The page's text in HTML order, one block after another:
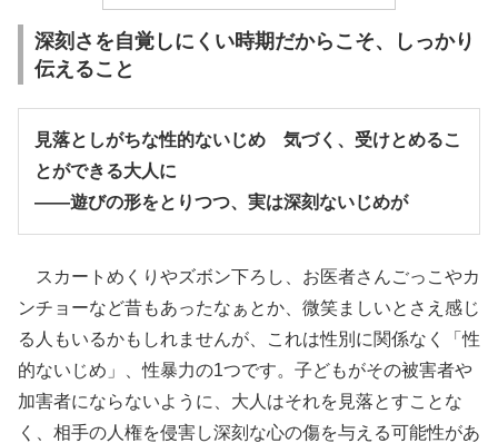
深刻さを自覚しにくい時期だからこそ、しっかり
伝えること
見落としがちな性的ないじめ 気づく、受けとめるこ
とができる大人に
――遊びの形をとりつつ、実は深刻ないじめが
スカートめくりやズボン下ろし、お医者さんごっこやカ
ンチョーなど昔もあったなぁとか、微笑ましいとさえ感じ
る人もいるかもしれませんが、これは性別に関係なく「性
的ないじめ」、性暴力の1つです。子どもがその被害者や
加害者にならないように、大人はそれを見落とすことな
く、相手の人権を侵害し深刻な心の傷を与える可能性があ